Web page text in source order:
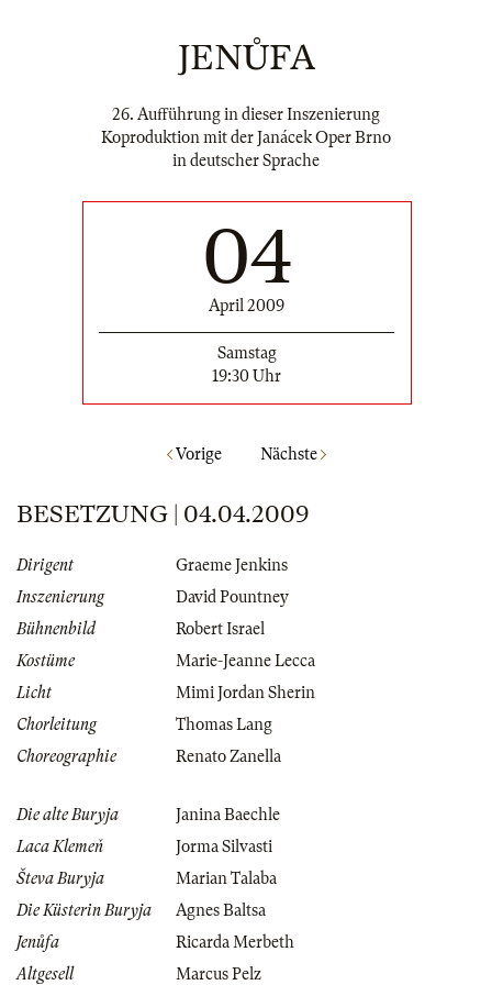
JENŮFA
26. Aufführung in dieser Inszenierung
Koproduktion mit der Janácek Oper Brno
in deutscher Sprache
04
April 2009
Samstag
19:30 Uhr
Vorige Nächste
BESETZUNG | 04.04.2009
Dirigent
Graeme Jenkins
Inszenierung
David Pountney
Bühnenbild
Robert Israel
Kostüme
Marie-Jeanne Lecca
Licht
Mimi Jordan Sherin
Chorleitung
Thomas Lang
Choreographie
Renato Zanella
Die alte Buryja
Janina Baechle
Laca Klemeň
Jorma Silvasti
Števa Buryja
Marian Talaba
Die Küsterin Buryja
Agnes Baltsa
Jenůfa
Ricarda Merbeth
Altgesell
Marcus Pelz